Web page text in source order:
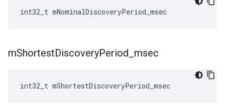
int32_t mNominalDiscoveryPeriod_msec
mShortestDiscoveryPeriod msec
int32_t mShortestDiscoveryPeriod_msec